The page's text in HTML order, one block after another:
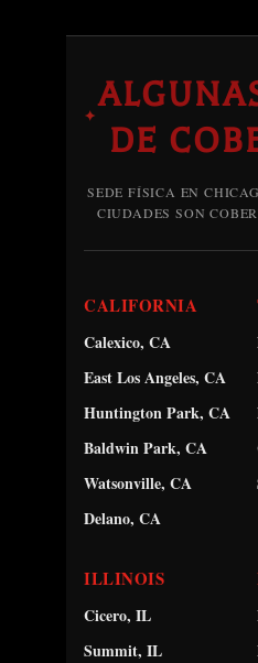
✦
DE
SEDE FÍSICA EN
CIUDADES SON
CALIFORNIA
Calexico, CA
East Los Angeles, CA
Huntington Park, CA
Baldwin Park, CA
Watsonville, CA
Delano, CA
ILLINOIS
Cicero, IL
Summit, IL